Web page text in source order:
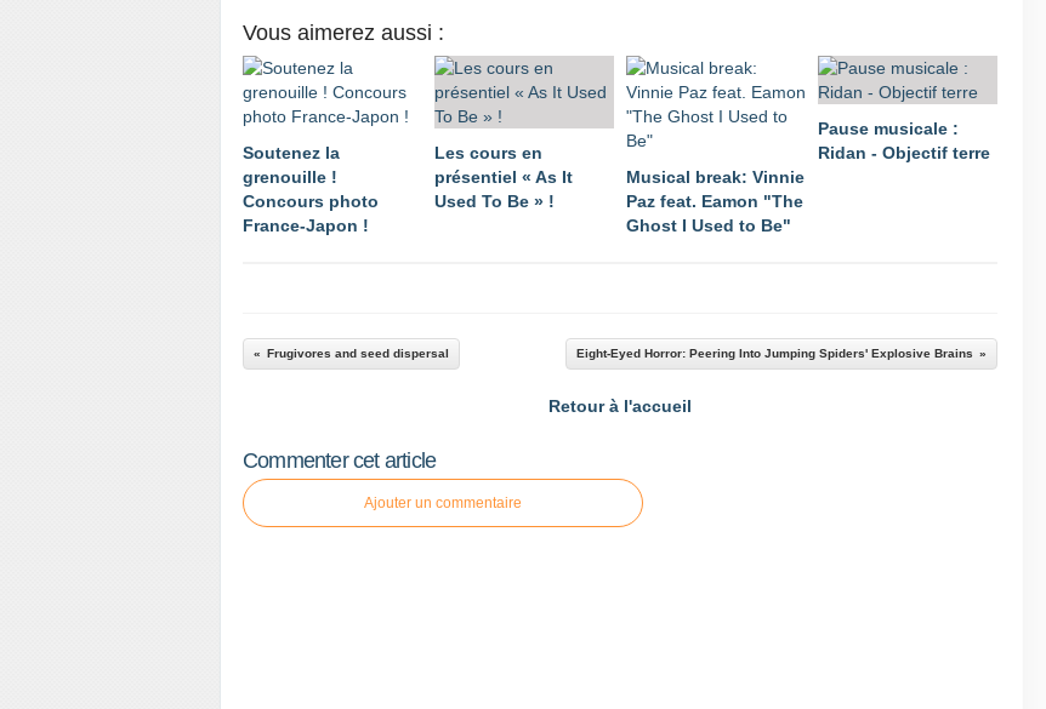
Vous aimerez aussi :
Soutenez la
grenouille !
Concours photo
France-Japon !
Les cours en
présentiel « As It
Used To Be » !
Musical break: Vinnie
Paz feat. Eamon "The
Ghost I Used to Be"
Pause musicale :
Ridan - Objectif terre
Frugivores and seed dispersal Eight-Eyed Horror: Peering Into Jumping Spiders' Explosive Brains
Retour à l'accueil
Commenter cet article
Ajouter un commentaire